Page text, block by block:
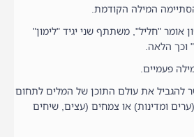
המילה הקודמת.
"חליל", משתתף שני יגיד "לימון"
וכך הלאה.
פעמיים.
להגביל את עולם התוכן של המלים לתחום
(ערים ומדינות) או צמחים (עצים, שיחים